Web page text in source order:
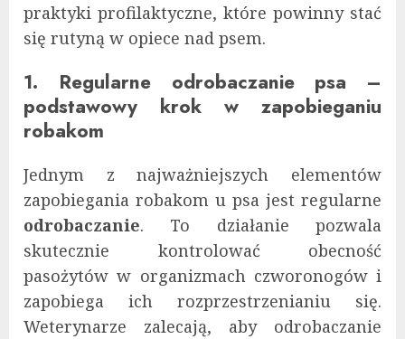
praktyki profilaktyczne, które powinny stać
się rutyną w opiece nad psem.
1. Regularne odrobaczanie psa –
podstawowy krok w zapobieganiu
robakom
Jednym z najważniejszych elementów
zapobiegania robakom u psa jest regularne
odrobaczanie. To działanie pozwala
skutecznie kontrolować obecność
pasożytów w organizmach czworonogów i
zapobiega ich rozprzestrzenianiu się.
Weterynarze zalecają, aby odrobaczanie